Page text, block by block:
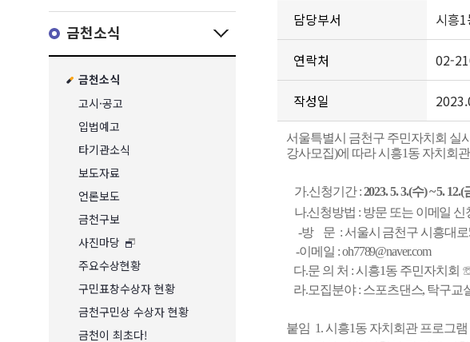
금천소식
금천소식
고시·공고
입법예고
타기관소식
보도자료
언론보도
금천구보
사진마당
주요수상현황
구민표창수상자 현황
금천구민상 수상자 현황
금천이 최초다!
담당부서 시흥1
연락처 02-
작성일
서울특별시 금천구 주민자치회 실
강사모집)에 따라 시흥1동 자치회
가.신청기간:2023. 5. 3.(수) ~ 5. 12.(
나.신청방법 : 방문 또는 이메일 신
-방 문 : 서울시 금천구 시흥대로
-이메일 : oh7789@naver.com
다.문 의 처 :시흥1동 주민자치회
라.모집분야: 스포츠댄스, 탁구교
붙임 1. 시흥1동 자치회관 프로그